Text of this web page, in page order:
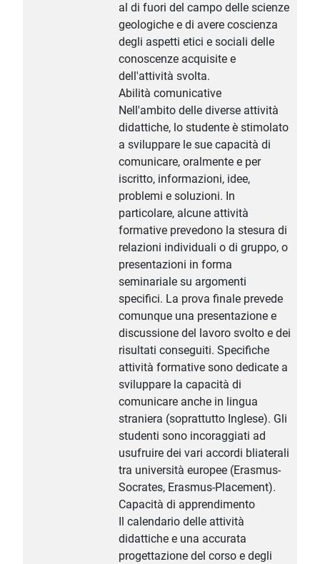
al di fuori del campo delle scienze
geologiche e di avere coscienza
degli aspetti etici e sociali delle
conoscenze acquisite e
dell'attività svolta.
Abilità comunicative
Nell'ambito delle diverse attività
didattiche, lo studente è stimolato
a sviluppare le sue capacità di
comunicare, oralmente e per
iscritto, informazioni, idee,
problemi e soluzioni. In
particolare, alcune attività
formative prevedono la stesura di
relazioni individuali o di gruppo, o
presentazioni in forma
seminariale su argomenti
specifici. La prova finale prevede
comunque una presentazione e
discussione del lavoro svolto e dei
risultati conseguiti. Specifiche
attività formative sono dedicate a
sviluppare la capacità di
comunicare anche in lingua
straniera (soprattutto Inglese). Gli
studenti sono incoraggiati ad
usufruire dei vari accordi bliaterali
tra università europee (Erasmus-
Socrates, Erasmus-Placement).
Capacità di apprendimento
Il calendario delle attività
didattiche e una accurata
progettazione del corso e degli